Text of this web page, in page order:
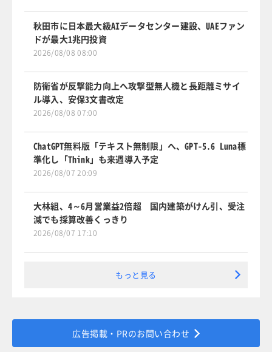
秋田市に日本最大級AIデータセンター建設、UAEファン
ドが最大1兆円投資
2026/08/08 08:00
防衛省が反撃能力向上へ攻撃型無人機と長距離ミサイ
ル導入、安保3文書改定
2026/08/08 07:00
ChatGPT無料版「テキスト無制限」へ、GPT-5.6 Luna標
準化し「Think」も来週導入予定
2026/08/07 20:09
大林組、4～6月営業益2倍超 国内建築がけん引、受注
減でも採算改善くっきり
2026/08/07 17:10
もっと見る
広告掲載・PRのお問い合わせ